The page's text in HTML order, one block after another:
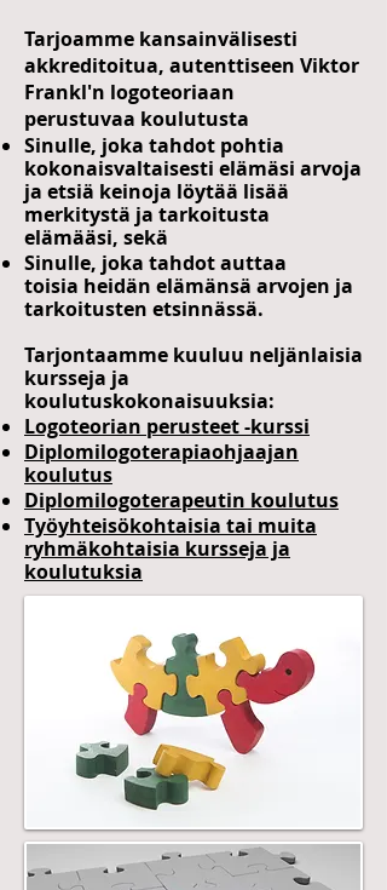
Tarjoamme kansainvälisesti
akkreditoitua, autenttiseen Viktor
Frankl'n logoteoriaan
perustuvaa koulutusta
Sinulle, joka tahdot pohtia
kokonaisvaltaisesti elämäsi arvoja
ja etsiä keinoja löytää lisää
merkitystä ja tarkoitusta
elämääsi, sekä
Sinulle, joka tahdot auttaa
toisia heidän elämänsä arvojen ja
tarkoitusten etsinnässä.
Tarjontaamme kuuluu neljänlaisia
kursseja ja
koulutuskokonaisuuksia:
Logoteorian perusteet -kurssi
Diplomilogoterapiaohjaajan
koulutus
Diplomilogoterapeutin koulutus
Työyhteisökohtaisia tai muita
ryhmäkohtaisia kursseja ja
koulutuksia